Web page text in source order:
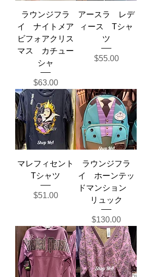
ラウンジフラ
イ ナイトメア
ビフォアクリス
マス カチュー
シャ
価格
$63.00
アースラ レデ
ィース Tシャ
ツ
価格
$55.00
マレフィセント
Tシャツ
価格
$51.00
ラウンジフラ
イ ホーンテッ
ドマンション
リュック
価格
$130.00